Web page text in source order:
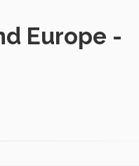
Europe -